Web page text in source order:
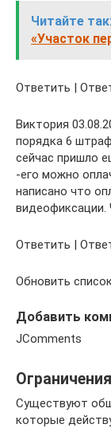
Читайте
«Участок
Ответить |
Виктория
порядка 6
сейчас пришло
-его можно
написано что
видеофиксации.
Ответить |
Обновить
Добавить
JComments
Существуют
которые